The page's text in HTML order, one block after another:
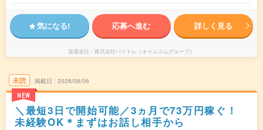
気になる! 応募へ進む 詳しく見る
派遣会社 株式会社バイトレ（キャムコムグループ）
未読
NEW
掲載日 2026/08/06
＼最短3日で開始可能／3ヵ月で73万円稼ぐ！
未経験OK＊まずはお話し相手から